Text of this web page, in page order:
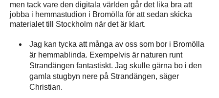
men tack vare den digitala världen går det lika bra att
jobba i hemmastudion i Bromölla för att sedan skicka
materialet till Stockholm när det är klart.
Jag kan tycka att många av oss som bor i Bromölla
är hemmablinda. Exempelvis är naturen runt
Strandängen fantastiskt. Jag skulle gärna bo i den
gamla stugbyn nere på Strandängen, säger
Christian.